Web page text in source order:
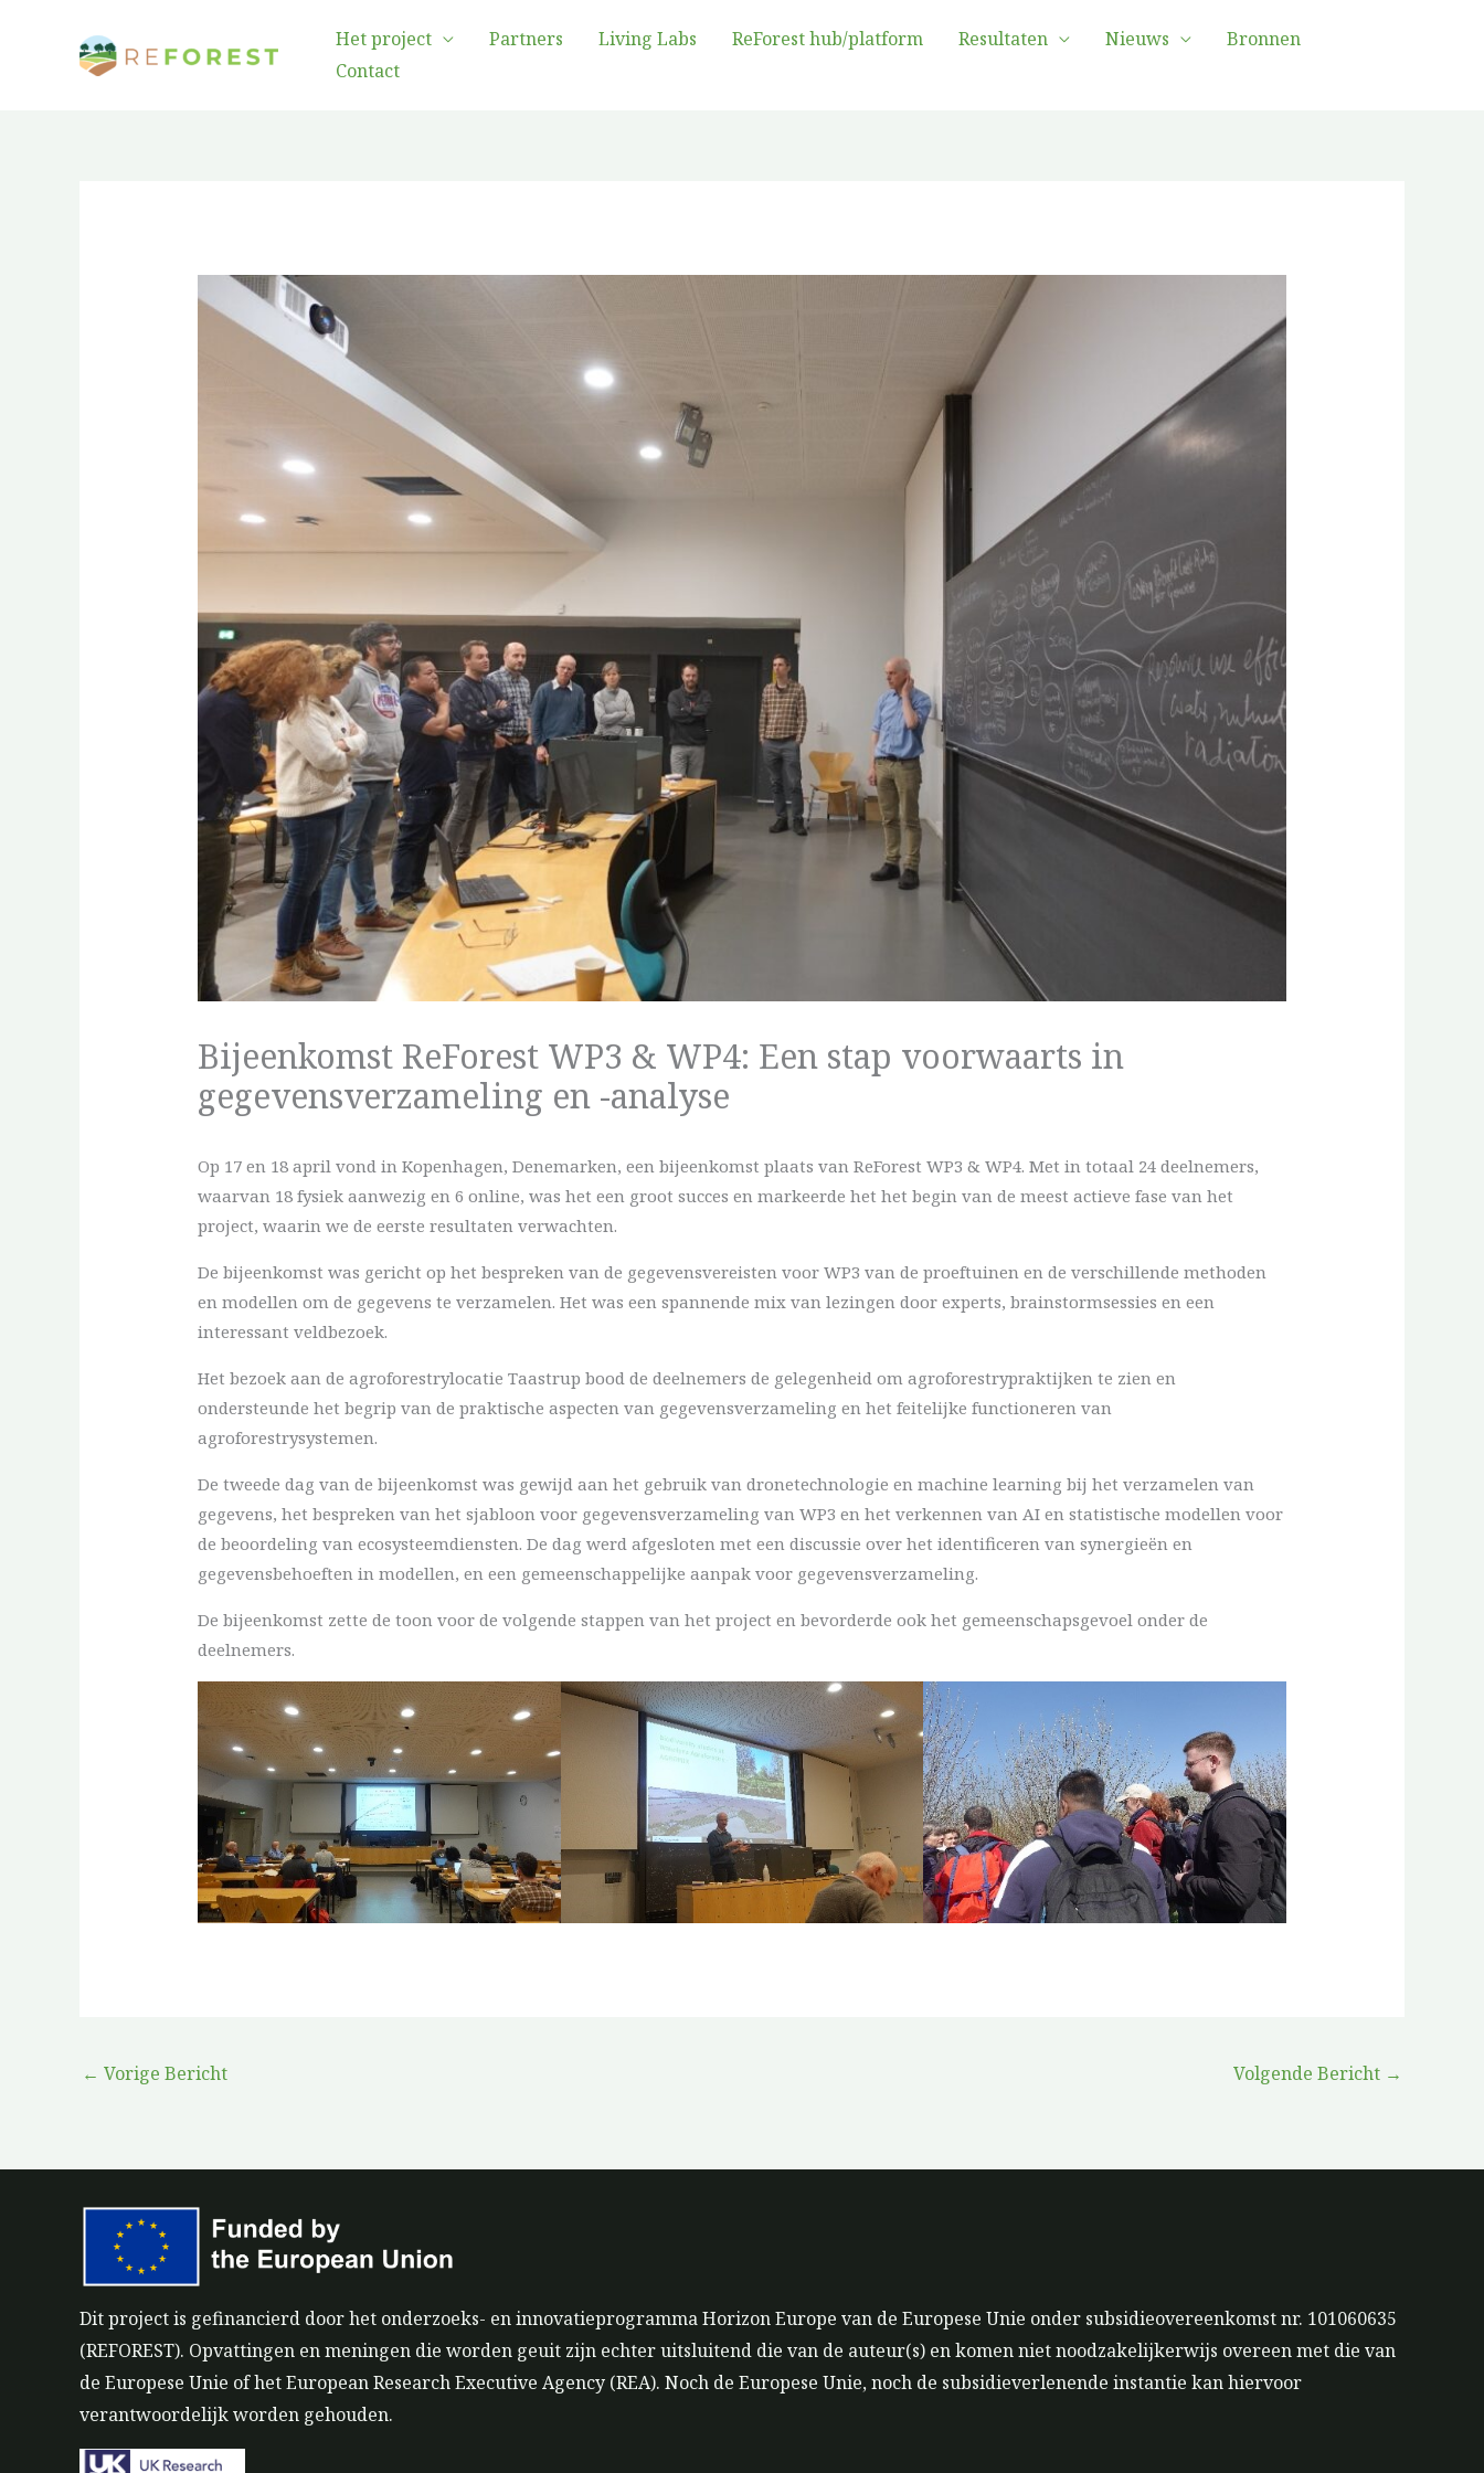
Het project Partners Living Labs ReForest hub/platform Resultaten Nieuws
Bronnen
Contact
Bijeenkomst ReForest WP3 & WP4: Een stap voorwaarts in
gegevensverzameling en -analyse
Op 17 en 18 april vond in Kopenhagen, Denemarken, een bijeenkomst plaats van ReForest WP3 & WP4. Met in totaal 24 deelnemers,
waarvan 18 fysiek aanwezig en 6 online, was het een groot succes en markeerde het het begin van de meest actieve fase van het
project, waarin we de eerste resultaten verwachten.
De bijeenkomst was gericht op het bespreken van de gegevensvereisten voor WP3 van de proeftuinen en de verschillende methoden
en modellen om de gegevens te verzamelen. Het was een spannende mix van lezingen door experts, brainstormsessies en een
interessant veldbezoek.
Het bezoek aan de agroforestrylocatie Taastrup bood de deelnemers de gelegenheid om agroforestrypraktijken te zien en
ondersteunde het begrip van de praktische aspecten van gegevensverzameling en het feitelijke functioneren van
agroforestrysystemen.
De tweede dag van de bijeenkomst was gewijd aan het gebruik van dronetechnologie en machine learning bij het verzamelen van
gegevens, het bespreken van het sjabloon voor gegevensverzameling van WP3 en het verkennen van AI en statistische modellen voor
de beoordeling van ecosysteemdiensten. De dag werd afgesloten met een discussie over het identificeren van synergieën en
gegevensbehoeften in modellen, en een gemeenschappelijke aanpak voor gegevensverzameling.
De bijeenkomst zette de toon voor de volgende stappen van het project en bevorderde ook het gemeenschapsgevoel onder de
deelnemers.
← Vorige Bericht Volgende Bericht →
Dit project is gefinancierd door het onderzoeks- en innovatieprogramma Horizon Europe van de Europese Unie onder subsidieovereenkomst nr. 101060635
(REFOREST). Opvattingen en meningen die worden geuit zijn echter uitsluitend die van de auteur(s) en komen niet noodzakelijkerwijs overeen met die van
de Europese Unie of het European Research Executive Agency (REA). Noch de Europese Unie, noch de subsidieverlenende instantie kan hiervoor
verantwoordelijk worden gehouden.